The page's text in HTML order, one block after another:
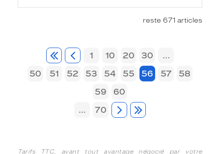
reste 671 articles
1 10 20 30
...
50
51 52 53 54 55 56 57
58
59
60
...
70
Tarifs TTC, avant tout avantage négocié par votre